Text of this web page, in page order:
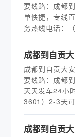
要线路：成都
单快捷，专线
务热线电话：
成都到自贡
成都到自贡大
要线路：成都
天天发车24小
3601）2-3天
成都到自贡